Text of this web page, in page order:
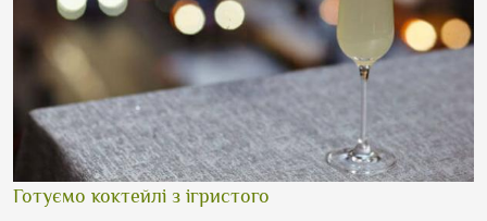
Готуємо коктейлі з ігристого